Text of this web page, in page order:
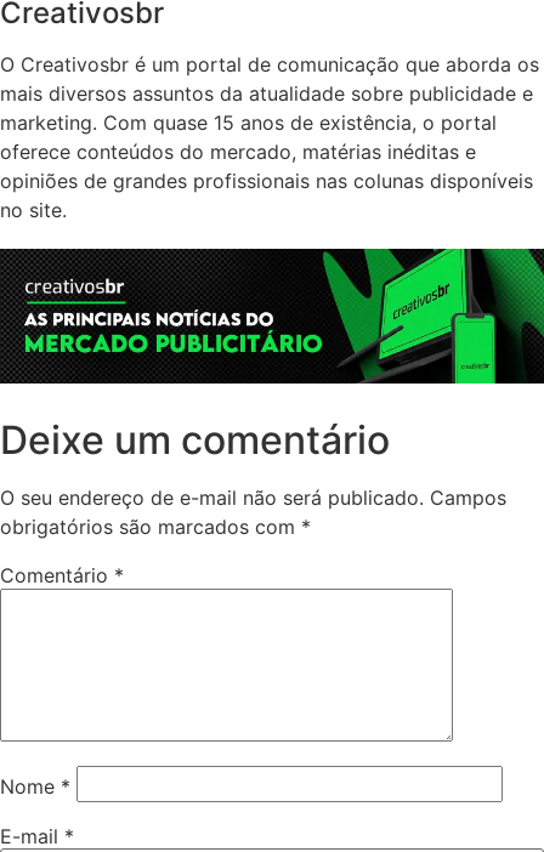
Creativosbr
O Creativosbr é um portal de comunicação que aborda os
mais diversos assuntos da atualidade sobre publicidade e
marketing. Com quase 15 anos de existência, o portal
oferece conteúdos do mercado, matérias inéditas e
opiniões de grandes profissionais nas colunas disponíveis
no site.
Deixe um comentário
O seu endereço de e-mail não será publicado. Campos
obrigatórios são marcados com *
Comentário *
Nome *
E-mail *